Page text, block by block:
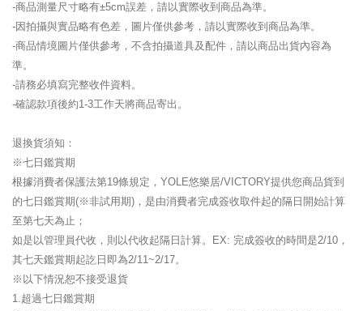
-商品測量尺寸略有±5cm誤差，請以實際收到商品為準。
-因拍攝與實品略有色差，圖片僅供參考，請以實際收到商品為準。
-商品情境圖片僅供參考，不含拍攝道具及配件，請以商品出貨內容為
準。
-請務必填寫完整收件資料。
-確認款項後約1-3工作天將商品寄出。
退換貨須知：
※七日鑑賞期
根據消費者保護法第19條規定，YOLE悠樂居/VICTORY提供您商品貨到
的七日鑑賞期(※非試用期)，是由消費者完成簽收取件起的隔日開始計算
至第七天為止；
如是以管理員代收，則以代收起隔日計算。EX: 完成簽收的時間是2/10，
其七天鑑賞期起訖日即為2/11~2/17。
※以下情況恕不接受退貨
1.超過七日鑑賞期